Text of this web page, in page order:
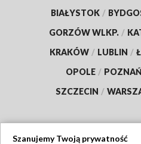
BIAŁYSTOK /
GORZÓW WLKP. /
KRAKÓW / LUBLIN /
OPOLE / POZNAŃ
SZCZECIN /
Szanujemy Twoją prywatność